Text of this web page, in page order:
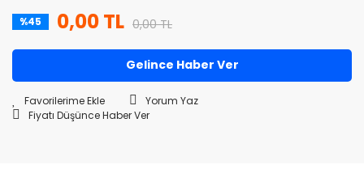
%45 0,00 TL 0,00 TL
Gelince Haber Ver
Yorum Yaz
Fiyatı Düşünce Haber Ver